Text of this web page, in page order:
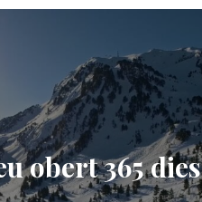
obert 365 dies